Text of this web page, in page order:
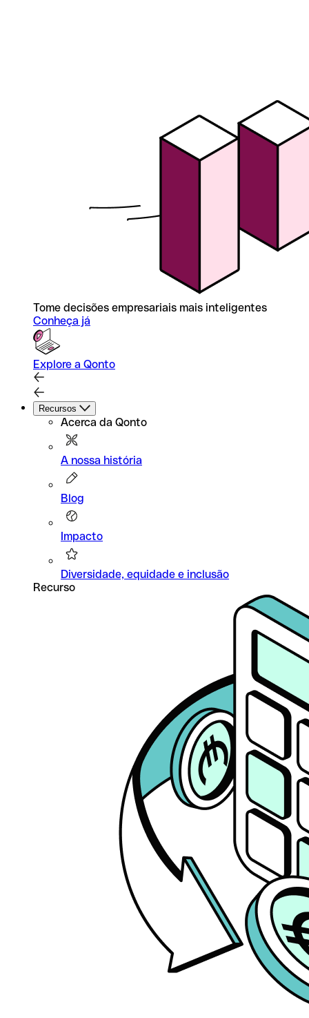
Tome decisões empresariais mais inteligentes
Conheça já
Explore a Qonto
Recursos
Acerca da Qonto
A nossa história
Blog
Impacto
Diversidade, equidade e inclusão
Recurso